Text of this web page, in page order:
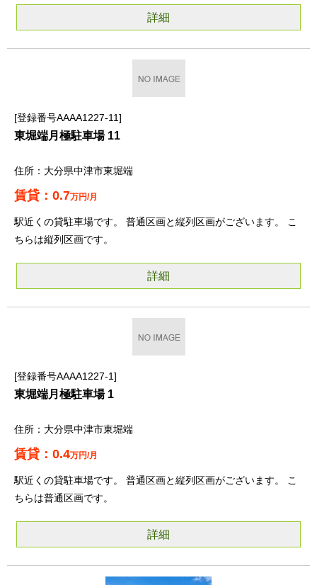
詳細
登録番号AAAA1227-11
東堀端月極駐車場 11
大分県中津市東堀端
0.7万円/月
駅近くの貸駐車場です。 普通区画と縦列区画がございます。 こ
ちらは縦列区画です。
詳細
登録番号AAAA1227-1
東堀端月極駐車場 1
大分県中津市東堀端
0.4万円/月
駅近くの貸駐車場です。 普通区画と縦列区画がございます。 こ
ちらは普通区画です。
詳細